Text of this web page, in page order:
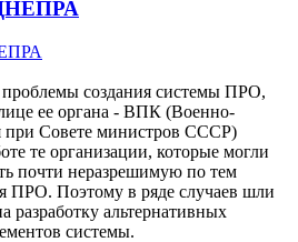
создания системы ПРО,
ее органа - ВПК (Военно-
при Совете министров СССР)
те организации, которые могли
почти неразрешимую по тем
ПРО. Поэтому в ряде случаев шли
разработку альтернативных
системы.